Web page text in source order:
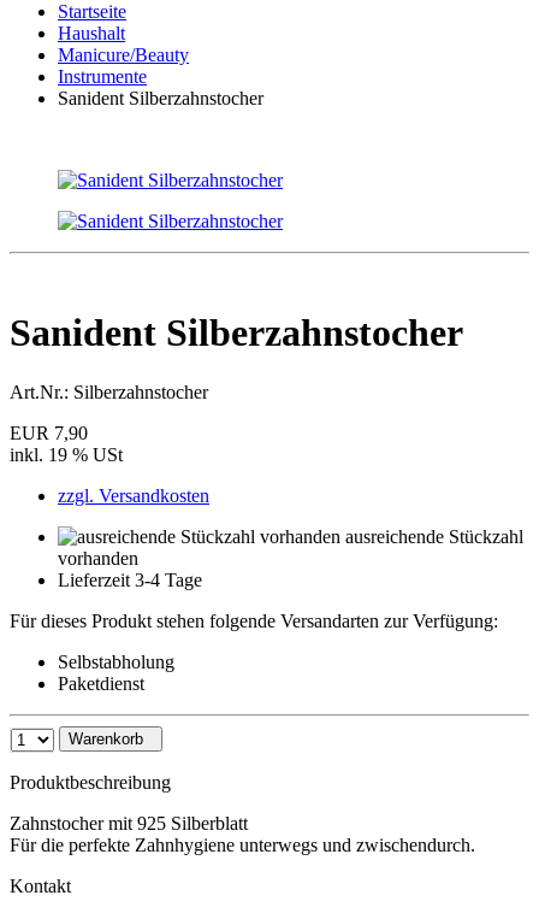
Startseite
Haushalt
Manicure/Beauty
Instrumente
Sanident Silberzahnstocher
Sanident Silberzahnstocher
Art.Nr.: Silberzahnstocher
EUR 7,90
inkl. 19 % USt
zzgl. Versandkosten
ausreichende Stückzahl
vorhanden
Lieferzeit 3-4 Tage
Für dieses Produkt stehen folgende Versandarten zur Verfügung:
Selbstabholung
Paketdienst
Warenkorb
Produktbeschreibung
Zahnstocher mit 925 Silberblatt
Für die perfekte Zahnhygiene unterwegs und zwischendurch.
Kontakt